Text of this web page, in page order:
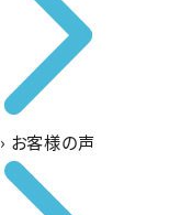
› お客様の声